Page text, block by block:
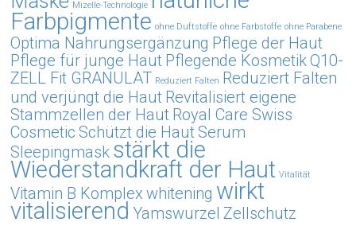
Mizelle-Technologie
Farbpigmente ohne Duftstoffe ohne Farbstoffe ohne Parabene
Optima Nahrungsergänzung Pflege der Haut
Pflege für junge Haut Pflegende KosmetikQ10-
ZELL Fit GRANULAT Reduziert Falten Reduziert Falten
und verjüngt die Haut Revitalisiert eigene
Stammzellen der Haut Royal Care Swiss
Cosmetic Schützt die HautSerum
Sleepingmask stärkt die
Wiederstandkraft der Haut Vitalität
Vitamin B Komplex whitening wirkt
vitalisierend Yamswurzel Zellschutz